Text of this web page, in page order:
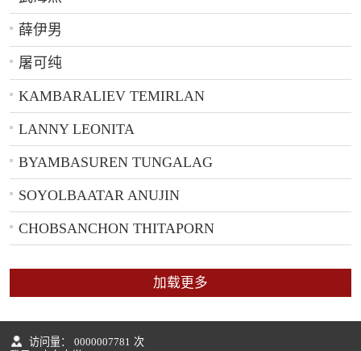
薛伊男
屠可纯
KAMBARALIEV TEMIRLAN
LANNY LEONITA
BYAMBASUREN TUNGALAG
SOYOLBAATAR ANUJIN
CHOBSANCHON THITAPORN
加载更多
访问量： 0000007781 次